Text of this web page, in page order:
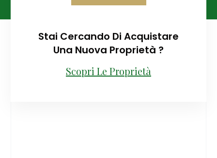
Stai Cercando Di Acquistare
Una Nuova Proprietà ?
Scopri Le Proprietà